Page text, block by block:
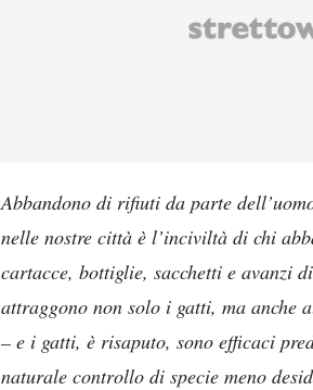
Abbandono di rifiuti da parte
nelle nostre città è l’inciviltà di chi
cartacce, bottiglie, sacchetti e avanzi
attraggono non solo i gatti, ma
– e i gatti, è risaputo, sono efficaci
naturale controllo di specie meno